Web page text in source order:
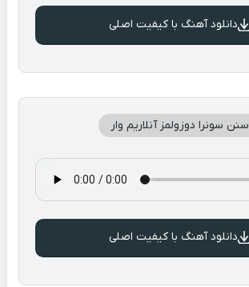
دانلود آهنگ با کیفیت اصلی
سنن سونرا دوزولمز آنلاریم وار
دانلود آهنگ با کیفیت اصلی